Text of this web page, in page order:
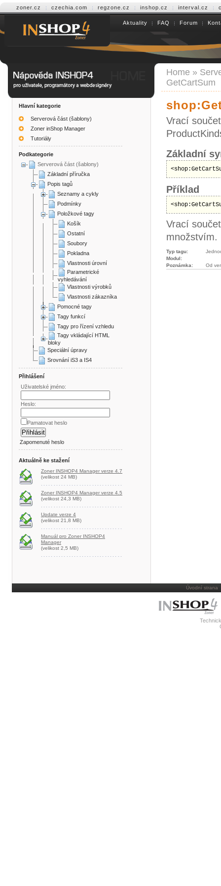
zoner.cz czechia.com regzone.cz inshop.cz interval.cz
Help INSHOP4 Aktuality FAQ Forum
Hlavní kategorie
Serverová část (šablony)
Zoner inShop Manager
Tutoriály
Podkategorie
Serverová část (šablony)
Základní příručka
Popis tagů
Seznamy a cykly
Podmínky
Položkové tagy
Košík
Ostatní
Soubory
Pokladna
Vlastnosti úrovní
Parametrické
vyhledávání
Vlastnosti výrobků
Vlastnosti zákazníka
Pomocné tagy
Tagy funkcí
Tagy pro řízení vzhledu
Tagy vkládající HTML
bloky
Speciální úpravy
Srovnání iS3 a IS4
Přihlášení
Uživatelské jméno:
Heslo:
Pamatovat heslo
Zapomenuté heslo
Aktuálně ke stažení
Zoner INSHOP4 Manager verze 4.7
(velikost 24 MB)
Zoner INSHOP4 Manager verze 4.5
(velikost 24,3 MB)
Update verze 4
(velikost 21,8 MB)
Manuál pro Zoner INSHOP4
Manager
(velikost 2,5 MB)
Home »
GetCartSum
Vrací
Základní
Příklad
Vrací
množstvím.
Typ tagu:
Modul:
Poznámka:
Od
Úvodní strana